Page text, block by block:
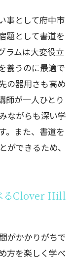
事として府中市
題として書道を
ラムは大変役立
養うのに最適で
の器用さも高め
師が一人ひとり
ながらも深い学
。また、書道を
ができるため、
るClover Hill
がかかりがちで
方を楽しく学べ